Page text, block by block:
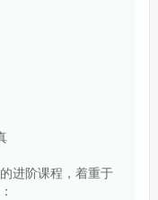
进阶课程，着重于